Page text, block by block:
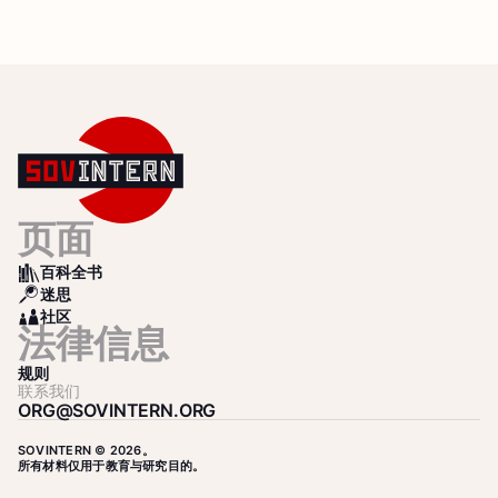
页面
BOOKS
百科全书
SEARCH
迷思
COMMUNITY
社区
法律信息
规则
联系我们
ORG@SOVINTERN.ORG
SOVINTERN © 2026。
所有材料仅用于教育与研究目的。